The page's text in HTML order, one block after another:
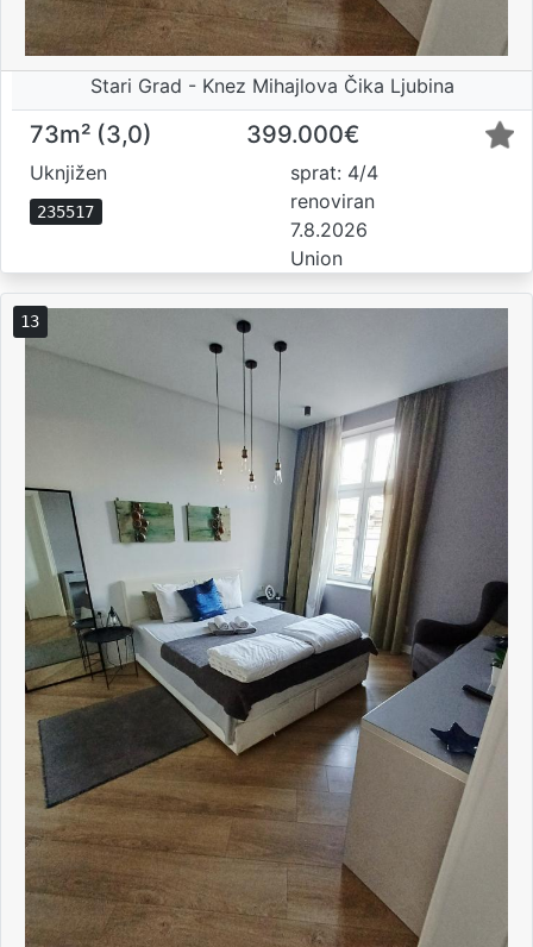
Stari Grad - Knez Mihajlova Čika Ljubina
73m² (3,0) 399.000€
Uknjižen
235517
sprat: 4/4
renoviran
7.8.2026
Union
13